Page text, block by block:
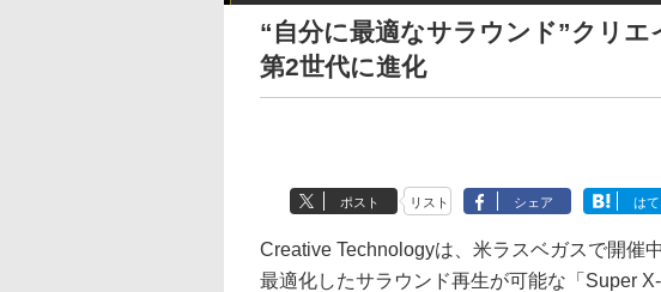
“自分に最適なサラウンド”クリ
第2世代に進化
ポスト リスト シェア は
Creative Technologyは、米ラスベガスで開催
最適化したサラウンド再生が可能な「Super